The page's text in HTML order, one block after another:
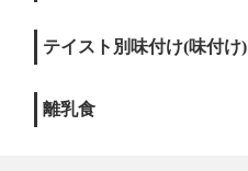
テイスト別味付け(味付け)
離乳食